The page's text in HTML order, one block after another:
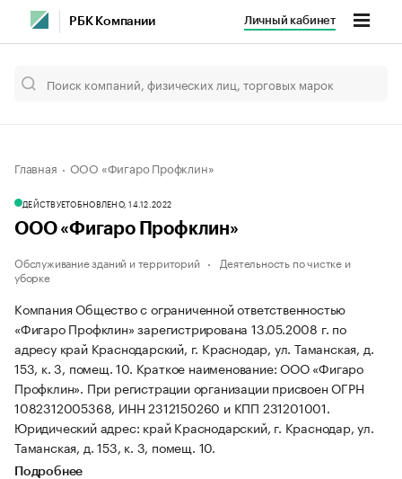
РБК Компании Личный кабинет
Главная ООО «Фигаро Профклин»
ДЕЙСТВУЕТОБНОВЛЕНО, 14.12.2022
ООО «Фигаро Профклин»
Обслуживание зданий и территорий
Деятельность по чистке и
уборке
Компания Общество с ограниченной ответственностью
«Фигаро Профклин» зарегистрирована 13.05.2008 г. по
адресу край Краснодарский, г. Краснодар, ул. Таманская, д.
153, к. 3, помещ. 10. Краткое наименование: ООО «Фигаро
Профклин». При регистрации организации присвоен ОГРН
1082312005368, ИНН 2312150260 и КПП 231201001.
Юридический адрес: край Краснодарский, г. Краснодар, ул.
Таманская, д. 153, к. 3, помещ. 10.
Подробнее